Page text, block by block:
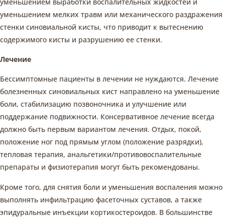
уменьшением мелких травм или механического раздражения
стенки синовиальной кисты, что приводит к вытеснению
содержимого кисты и разрушению ее стенки.
Лечение
Бессимптомные пациенты в лечении не нуждаются. Лечение
болезненных синовиальных кист направлено на уменьшение
боли, стабилизацию позвоночника и улучшение или
поддержание подвижности. Консервативное лечение всегда
должно быть первым вариантом лечения. Отдых, покой,
положение ног под прямым углом (положение разрядки),
тепловая терапия, анальгетики/противовоспалительные
препараты и физиотерапия могут быть рекомендованы.
Кроме того, для снятия боли и уменьшения воспаления можно
выполнять инфильтрацию фасеточных суставов, а также
эпидуральные инъекции кортикостероидов. В большинстве